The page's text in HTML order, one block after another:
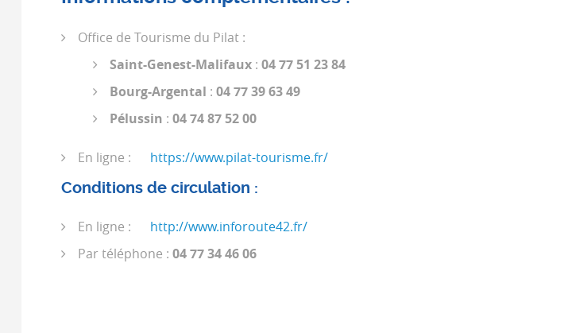
Office de Tourisme du Pilat :
Saint-Genest-Malifaux : 04 77 51 23 84
Bourg-Argental : 04 77 39 63 49
Pélussin : 04 74 87 52 00
En ligne : https://www.pilat-tourisme.fr/
Conditions de circulation :
En ligne :
http://www.inforoute42.fr/
Par téléphone : 04 77 34 46 06